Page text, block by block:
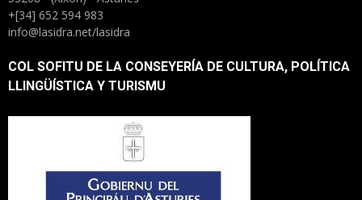
+[34] 652 594 983
info@lasidra.net/lasidra
COL SOFITU DE LA CONSEYERÍA DE CULTURA, POLÍTICA
LLINGÜÍSTICA Y TURISMU